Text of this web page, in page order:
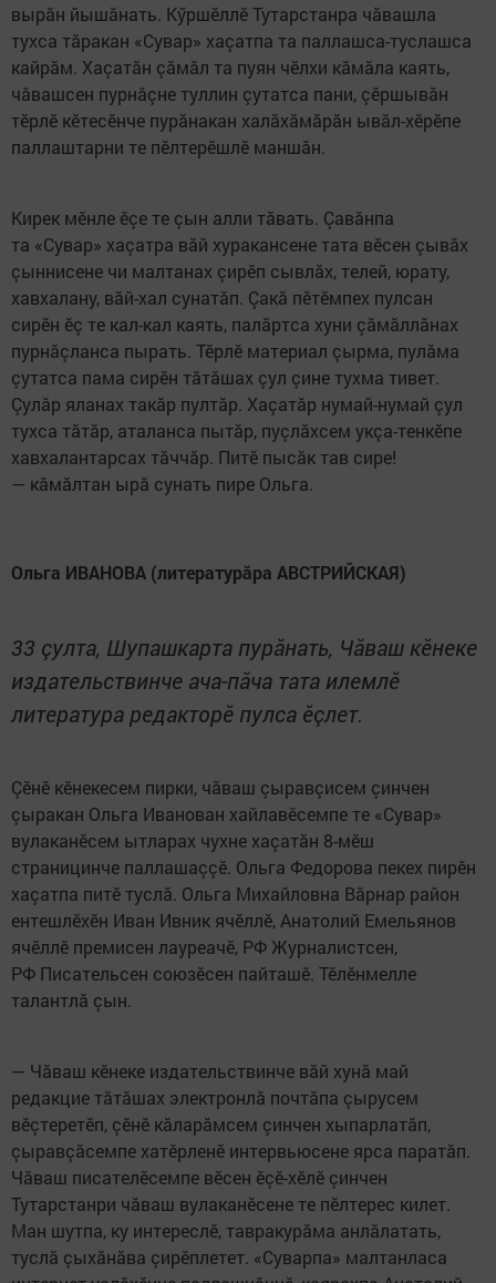
вырăн йышăнать. Кӳршӗллӗ Тутарстанра чăвашла
тухса тăракан «Сувар» хаçатпа та паллашса-туслашса
кайрăм. Хаçатăн çăмăл та пуян чӗлхи кăмăла каять,
чăвашсен пурнăçне туллин çутатса пани, çӗршывăн
тӗрлӗ кӗтесӗнче пурăнакан халăхăмăрăн ывăл-хӗрӗпе
паллаштарни те пӗлтерӗшлӗ маншăн.
Кирек мӗнле ӗçе те çын алли тăвать. Çавăнпа
та «Сувар» хаçатра вăй хуракансене тата вӗсен çывăх
çыннисене чи малтанах çирӗп сывлăх, телей, юрату,
хавхалану, вăй-хал сунатăп. Çакă пӗтӗмпех пулсан
сирӗн ӗç те кал-кал каять, палăртса хуни çăмăллăнах
пурнăçланса пырать. Тӗрлӗ материал çырма, пулăма
çутатса пама сирӗн тăтăшах çул çине тухма тивет.
Çулăр яланах такăр пултăр. Хаçатăр нумай-нумай çул
тухса тăтăр, аталанса пытăр, пуçлăхсем укçа-тенкӗпе
хавхалантарсах тăччăр. Питӗ пысăк тав сире!
— кăмăлтан ырă сунать пире Ольга.
Ольга ИВАНОВА (литературăра АВСТРИЙСКАЯ)
33 çулта, Шупашкарта пурăнать, Чăваш кӗнеке
издательствинче ача-пăча тата илемлӗ
литература редакторӗ пулса ӗçлет.
Çӗнӗ кӗнекесем пирки, чăваш çыравçисем çинчен
çыракан Ольга Иванован хайлавӗсемпе те «Сувар»
вулаканӗсем ытларах чухне хаçатăн 8-мӗш
страницинче паллашаççӗ. Ольга Федорова пекех пирӗн
хаçатпа питӗ туслă. Ольга Михайловна Вăрнар район
ентешлӗхӗн Иван Ивник ячӗллӗ, Анатолий Емельянов
ячӗллӗ премисен лауреачӗ, РФ Журналистсен,
РФ Писательсен союзӗсен пайташӗ. Тӗлӗнмелле
талантлă çын.
— Чăваш кӗнеке издательствинче вăй хунă май
редакцие тăтăшах электронлă почтăпа çырусем
вӗçтеретӗп, çӗнӗ кăларăмсем çинчен хыпарлатăп,
çыравçăсемпе хатӗрленӗ интервьюсене ярса паратăп.
Чăваш писателӗсемпе вӗсен ӗçӗ-хӗлӗ çинчен
Тутарстанри чăваш вулаканӗсене те пӗлтерес килет.
Ман шутпа, ку интереслӗ, тавракурăма анлăлатать,
туслă çыхăнăва çирӗплетет. «Суварпа» малтанласа